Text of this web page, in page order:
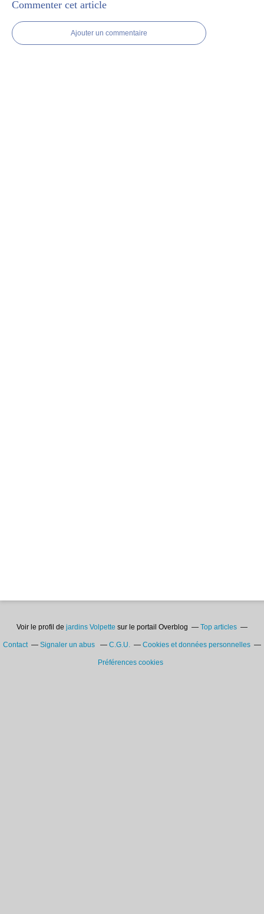
Commenter cet article
Ajouter un commentaire
Voir le profil de jardins Volpette sur le portail Overblog Top articles
Contact Signaler un abus C.G.U. Cookies et données personnelles
Préférences cookies